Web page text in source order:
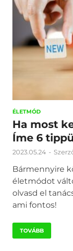
ÉLETMÓD
Ha most
Íme 6
2023.05.24 -
Bármennyire
életmódot
olvasd el
ami fontos!
TOVÁBB